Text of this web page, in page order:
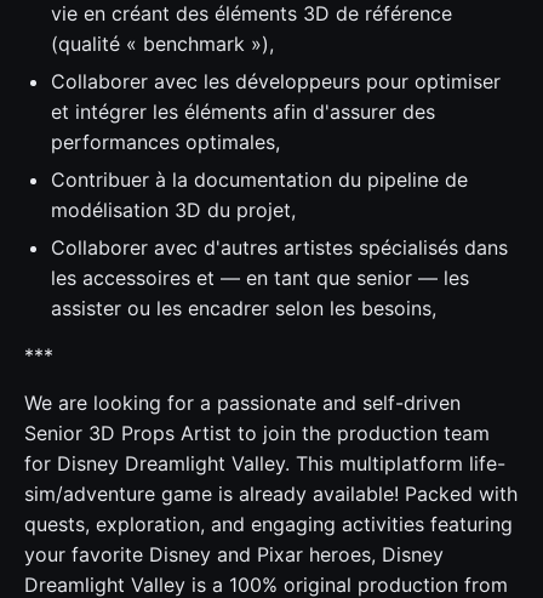
vie en créant des éléments 3D de référence
(qualité « benchmark »),
Collaborer avec les développeurs pour optimiser
et intégrer les éléments afin d'assurer des
performances optimales,
Contribuer à la documentation du pipeline de
modélisation 3D du projet,
Collaborer avec d'autres artistes spécialisés dans
les accessoires et — en tant que senior — les
assister ou les encadrer selon les besoins,
***
We are looking for a passionate and self-driven
Senior 3D Props Artist to join the production team
for Disney Dreamlight Valley. This multiplatform life-
sim/adventure game is already available! Packed with
quests, exploration, and engaging activities featuring
your favorite Disney and Pixar heroes, Disney
Dreamlight Valley is a 100% original production from